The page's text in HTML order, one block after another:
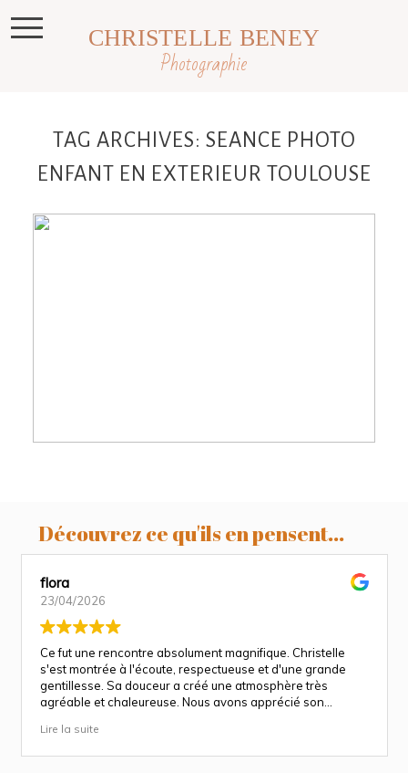
Photographie
CHRISTELLE BENEY
TAG ARCHIVES: SEANCE PHOTO
ENFANT EN EXTERIEUR TOULOUSE
Découvrez ce qu'ils en pensent...
flora
23/04/2026
Ce fut une rencontre absolument magnifique. Christelle
s'est montrée à l'écoute, respectueuse et d'une grande
gentillesse. Sa douceur a créé une atmosphère très
agréable et chaleureuse. Nous avons apprécié son
(grossesse et naissance). Ce fut une expérience des plus
Lire la suite